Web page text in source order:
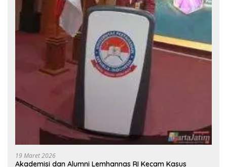
19 Maret 2026
Akademisi dan Alumni Lemhannas RI Kecam Kasus